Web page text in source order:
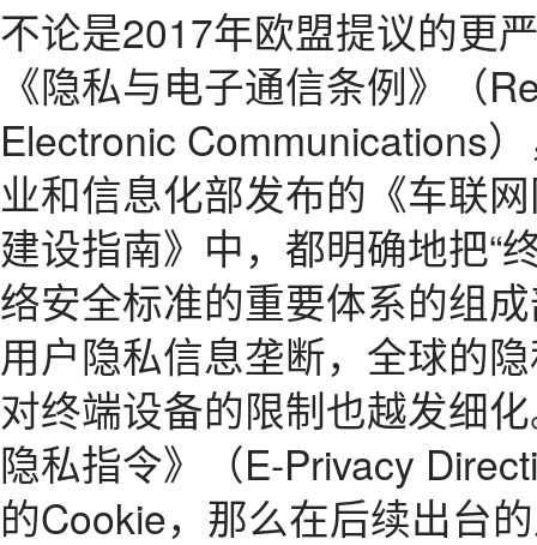
不论是2017年欧盟提议的更
《隐私与电子通信条例》（
Electronic Communications
业和信息化部发布的《车联
建设指南》中，都明确地把“
络安全标准的重要体系的组
用户隐私信息垄断，全球的
对终端设备的限制也越发细
隐私指令》（E-Privacy
的Cookie，那么在后续出台